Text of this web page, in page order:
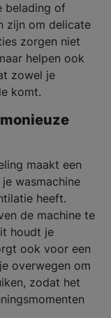
belading of
zijn om delicate
zorgen niet
helpen ook
zowel je
komt.
maakt een
wasmachine
heeft.
de machine te
houdt je
ook voor een
overwegen om
zodat het